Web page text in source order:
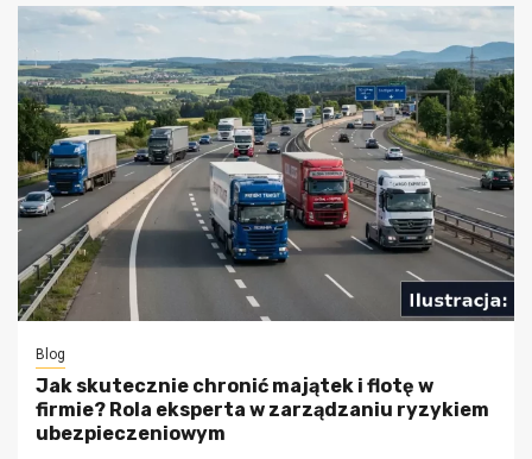
Blog
Jak skutecznie chronić majątek i flotę w
firmie? Rola eksperta w zarządzaniu ryzykiem
ubezpieczeniowym